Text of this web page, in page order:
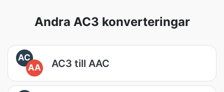
Andra AC3 konverteringar
AC
AA
AC3 till AAC